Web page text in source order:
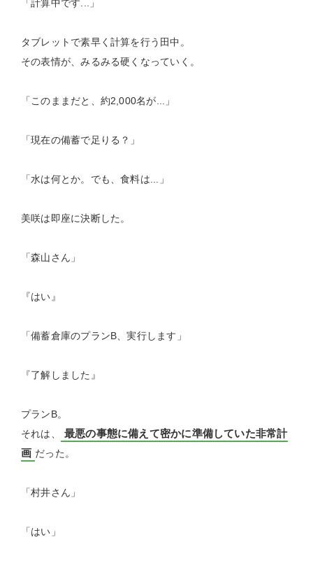
「計算中です...」
タブレットで素早く計算を行う田中。
その表情が、みるみる硬くなっていく。
「このままだと、約2,000名が...」
「現在の備蓄で足りる？」
「水は何とか。でも、食料は...」
美咲は即座に決断した。
「森山さん」
『はい』
「備蓄倉庫のプランB、実行します」
『了解しました』
プランB。
それは、
最悪の事態に備えて密かに準備していた非常計
画 だった。
「村井さん」
「はい」